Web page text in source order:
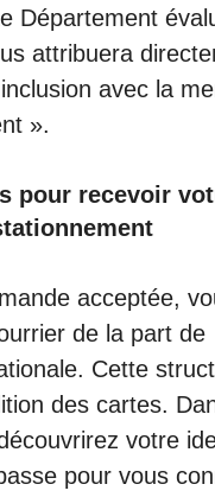
Département
attribuera
avec la
».
pour recevoir
acceptée,
de la part de
Cette
des cartes.
votre
pour vous